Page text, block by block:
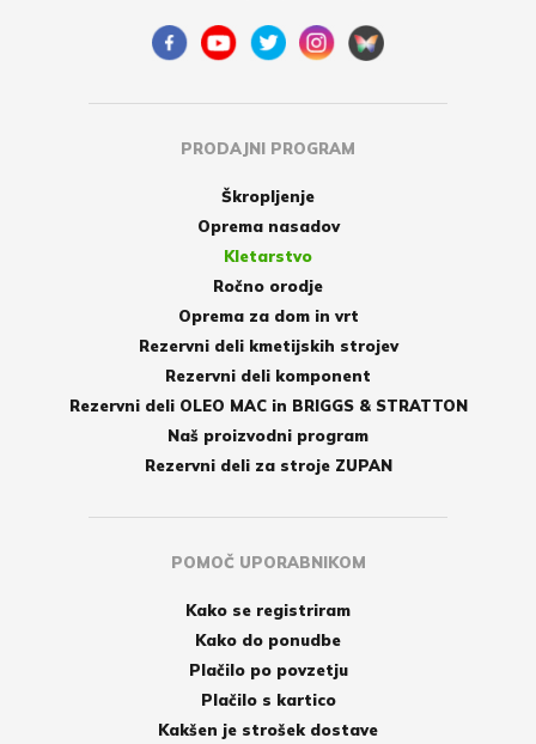
PRODAJNI PROGRAM
Škropljenje
Oprema nasadov
Kletarstvo
Ročno orodje
Oprema za dom in vrt
Rezervni deli kmetijskih strojev
Rezervni deli komponent
Rezervni deli OLEO MAC in BRIGGS & STRATTON
Naš proizvodni program
Rezervni deli za stroje ZUPAN
POMOČ UPORABNIKOM
Kako se registriram
Kako do ponudbe
Plačilo po povzetju
Plačilo s kartico
Kakšen je strošek dostave